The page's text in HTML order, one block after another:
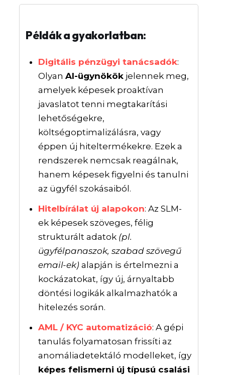
Példák a gyakorlatban:
Digitális pénzügyi tanácsadók:
OlyanAI-ügynökök jelennek meg,
amelyek képesek proaktívan
javaslatot tenni megtakarítási
lehetőségekre,
költségoptimalizálásra, vagy
éppen új hiteltermékekre. Ezek a
rendszerek nemcsak reagálnak,
hanem képesek figyelni és tanulni
az ügyfél szokásaiból.
Hitelbírálat új alapokon: Az SLM-
ek képesek szöveges, félig
strukturált adatok (pl.
ügyfélpanaszok, szabad szövegű
email-ek) alapján is értelmezni a
kockázatokat, így új, árnyaltabb
döntési logikák alkalmazhatók a
hitelezés során.
AML / KYC automatizáció: A gépi
tanulás folyamatosan frissíti az
anomáliadetektáló modelleket, így
képes felismerni új típusú csalási